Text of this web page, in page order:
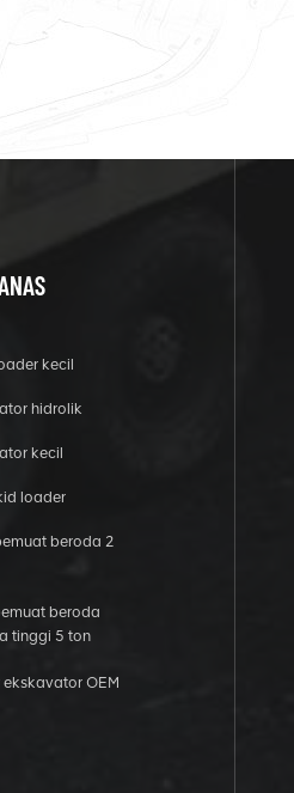
kecil
hidrolik
kecil
loader
beroda 2
beroda
tinggi 5 ton
OEM